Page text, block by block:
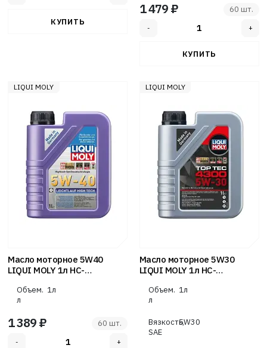
1 479 ₽ 60 шт.
LIQUI MOLY
Масло моторное 5W40
LIQUI MOLY 1л НС-
Tech A3/B4
Объем.
л
1л
1 389 ₽ 60 шт.
LIQUI MOLY
Масло моторное 5W30
LIQUI MOLY 1л НС-
C2Объем.
л
1л
Вязкость,
SAE
5W30